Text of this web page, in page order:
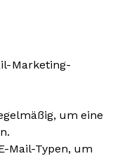
Marketing-
um eine
Mail-Typen, um